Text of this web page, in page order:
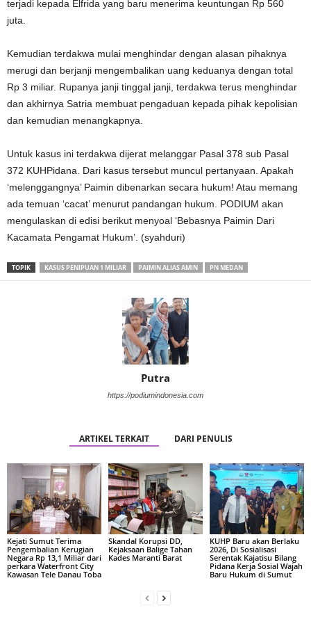
terjadi kepada Elfrida yang baru menerima keuntungan Rp 560
juta.
Kemudian terdakwa mulai menghindar dengan alasan pihaknya
merugi dan berjanji mengembalikan uang keduanya dengan total
Rp 3 miliar. Rupanya janji tinggal janji, terdakwa terus menghindar
dan akhirnya Satria membuat pengaduan kepada pihak kepolisian
dan kemudian menangkapnya.
Untuk kasus ini terdakwa dijerat melanggar Pasal 378 sub Pasal
372 KUHPidana. Dari kasus tersebut muncul pertanyaan. Apakah
‘melenggangnya’ Paimin dibenarkan secara hukum! Atau memang
ada temuan ‘cacat’ menurut pandangan hukum. PODIUM akan
mengulaskan di edisi berikut menyoal ‘Bebasnya Paimin Dari
Kacamata Pengamat Hukum’. (syahduri)
TOPIK KASUS PENIPUAN 1 MILIAR PAIMIN ALIAS AMIN PN MEDAN
Putra
https://podiumindonesia.com
ARTIKEL TERKAIT DARI PENULIS
Kejati Sumut Terima
Pengembalian Kerugian
Negara Rp 13,1 Miliar dari
perkara Waterfront City
Kawasan Tele Danau Toba
Skandal Korupsi DD,
Kejaksaan Balige Tahan
Kades Maranti Barat
KUHP Baru akan Berlaku
2026, Di Sosialisasi
Serentak Kajatisu Bilang
Pidana Kerja Sosial Wajah
Baru Hukum di Sumut